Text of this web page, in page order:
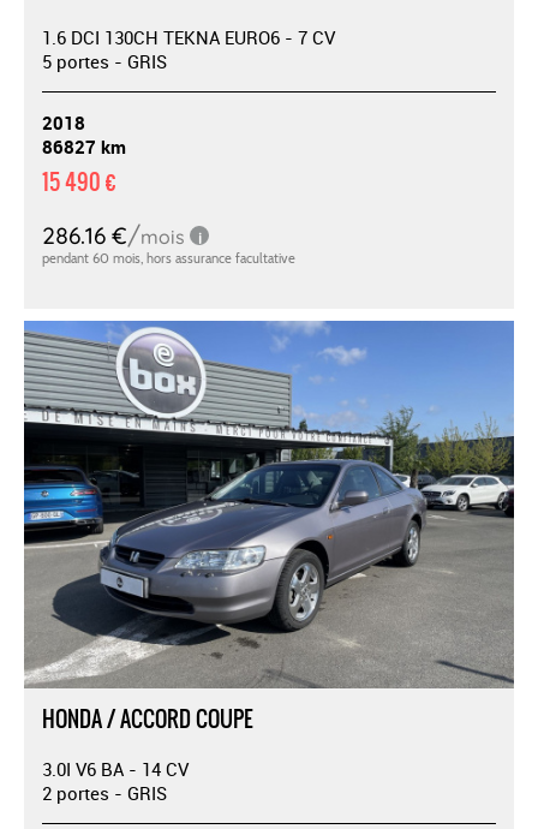
1.6 DCI 130CH TEKNA EURO6 - 7 CV
5 portes - GRIS
2018
86827 km
15 490 €
HONDA / ACCORD COUPE
3.0I V6 BA - 14 CV
2 portes - GRIS